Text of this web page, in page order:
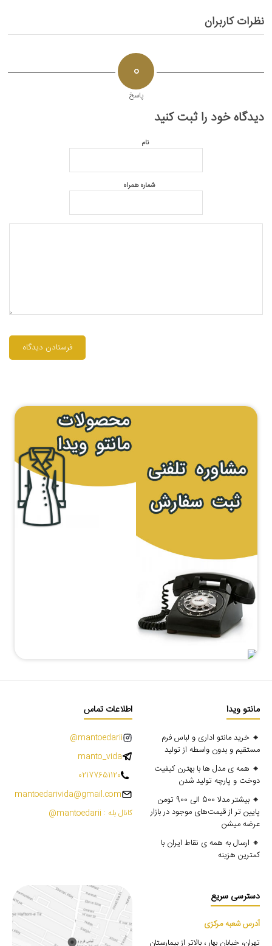
نظرات کاربران
0
پاسخ
دیدگاه خود را ثبت کنید
نام
شماره همراه
مانتو ویدا
🔸 خرید مانتو اداری و لباس فرم
مستقیم و بدون واسطه از تولید
🔸 همه ی مدل ها با بهترن کیفیت
دوخت و پارچه تولید شدن
🔸 بیشتر مدلا 500 الی 900 تومن
پایین تر از قیمت‌های موجود در بازار
عرضه میشن
🔸 ارسال به همه ی نقاط ایران با
کمترین هزینه
اطلاعات تماس
mantoedarii@
manto_vida
02177651120
mantoedarivida@gmail.com
کانال بله : mantoedarii@
دسترسی سریع
آدرس شعبه مرکزی
تهران، خیابان بهار ، بالاتر از بیمارستان